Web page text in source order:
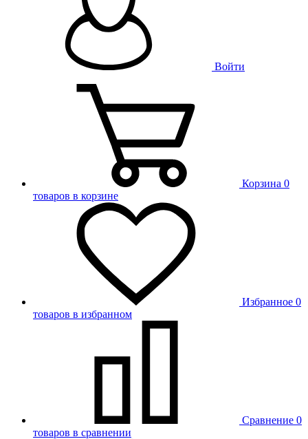
Войти
Корзина 0
товаров в корзине
Избранное 0
товаров в избранном
Сравнение 0
товаров в сравнении